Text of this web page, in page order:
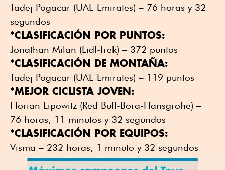
Tadej Pogacar (UAE Emirates) – 76 horas y 32
segundos
*CLASIFICACIÓN POR PUNTOS:
Jonathan Milan (Lidl-Trek) – 372 puntos
*CLASIFICACIÓN DE MONTAÑA:
Tadej Pogacar (UAE Emirates) – 119 puntos
*MEJOR CICLISTA JOVEN:
Florian Lipowitz (Red Bull-Bora-Hansgrohe) –
76 horas, 11 minutos y 32 segundos
*CLASIFICACIÓN POR EQUIPOS:
Visma – 232 horas, 1 minuto y 32 segundos